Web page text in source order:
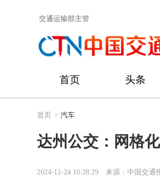
交通运输部主管
首页 头条
首页 > 汽车
达州公交：网格
2024-12-24 10:28:29 来源：中国交通